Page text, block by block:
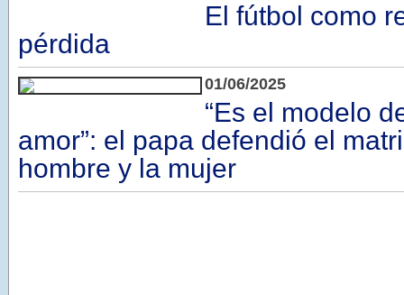
El fútbol como
pérdida
01/06/2025
“Es el modelo
amor”: el papa defendió el
hombre y la mujer